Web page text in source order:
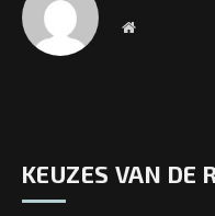
Website
KEUZES VAN DE